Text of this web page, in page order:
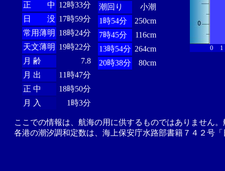
正 中 12時33分
日 没 17時59分
常用薄明 18時24分
天文薄明 19時22分
月 齢
7.8
月 出
11時47分
正 中
18時50分
月 入
1時3分
潮回り
小潮
1時54分
250cm
7時45分
116cm
13時54分 264cm
20時38分
80cm
0 1
ここでの情報は、航海の用に供するものではありません
各港の潮汐調和定数は、海上保安庁水路部書籍７４２号